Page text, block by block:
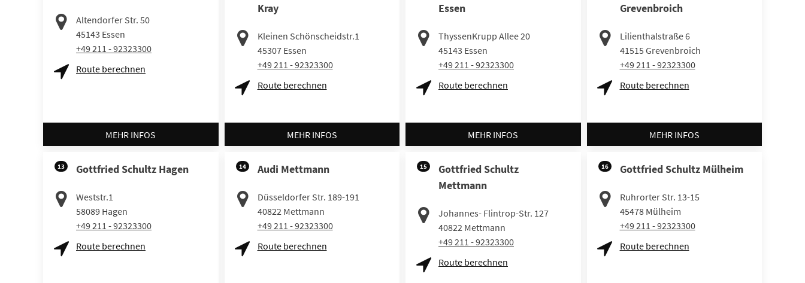
Altendorfer Str. 50
45143 Essen
+49 211 - 92323300
Route berechnen
MEHR INFOS
Kray
Kleinen Schönscheidstr.1
45307 Essen
+49 211 - 92323300
Route berechnen
MEHR INFOS
Essen
ThyssenKrupp Allee 20
45143 Essen
+49 211 - 92323300
Route berechnen
MEHR INFOS
Grevenbroich
Lilienthalstraße 6
41515 Grevenbroich
+49 211 - 92323300
Route berechnen
MEHR INFOS
13 Gottfried Schultz Hagen
Weststr.1
58089 Hagen
+49 211 - 92323300
Route berechnen
14 Audi Mettmann
Düsseldorfer Str. 189-191
40822 Mettmann
+49 211 - 92323300
Route berechnen
15
Gottfried Schultz
Mettmann
Johannes- Flintrop-Str. 127
40822 Mettmann
+49 211 - 92323300
Route berechnen
16 Gottfried Schultz Mülheim
Ruhrorter Str. 13-15
45478 Mülheim
+49 211 - 92323300
Route berechnen